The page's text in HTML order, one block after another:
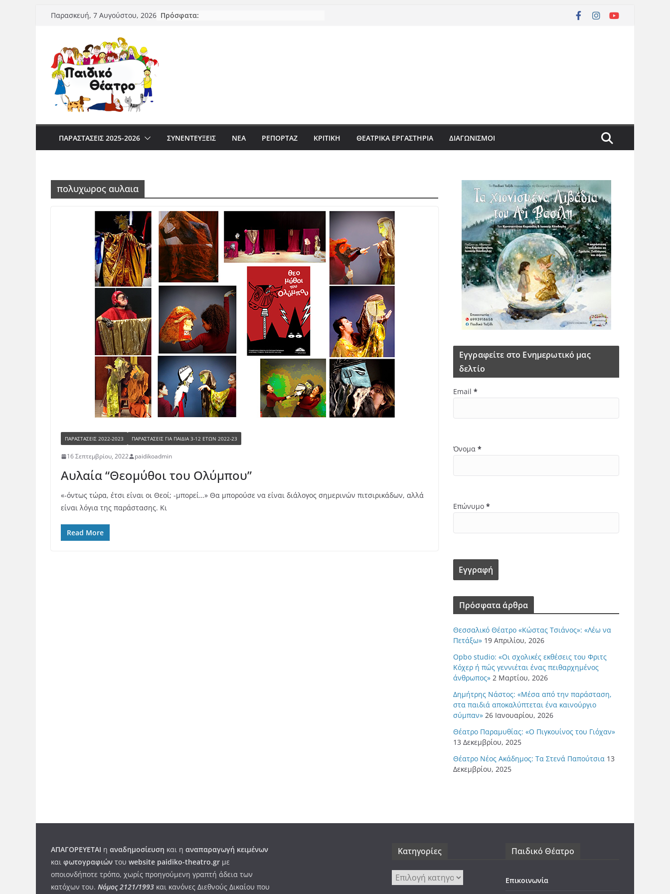
Μετάβαση
Παρασκευή, 7 Αυγούστου, 2026 Πρόσφατα:
ΠΑΡΑΣΤΆΣΕΙΣ 2025-2026 ΣΥΝΕΝΤΕΥΞΕΙΣ ΝΈΑ ΡΕΠΟΡΤΆΖ ΚΡΙΤΙΚΗ ΘΕΑΤΡΙΚΑ ΕΡΓΑΣΤΗΡΙΑ ΔΙΑΓΩΝΙΣΜΟΙ
πολυχωρος αυλαια
ΠΑΡΑΣΤΆΣΕΙΣ 2022-2023 ΠΑΡΑΣΤΆΣΕΙΣ ΓΙΑ ΠΑΙΔΙΆ 3-12 ΕΤΏΝ 2022-23
16 Σεπτεμβρίου, 2022 paidikoadmin
Αυλαία “Θεομύθοι του Ολύμπου”
«-όντως τώρα, έτσι είναι οι Θεοί; -μπορεί…» Θα μπορούσε να είναι διάλογος σημερινών πιτσιρικάδων, αλλά
είναι λόγια της παράστασης. Κι
Read More
Εγγραφείτε στο Ενημερωτικό μας
δελτίο
Email *
Όνομα *
Επώνυμο *
Πρόσφατα άρθρα
Θεσσαλικό Θέατρο «Κώστας Τσιάνος»: «Λέω να
Πετάξω» 19 Απριλίου, 2026
Opbo studio: «Οι σχολικές εκθέσεις του Φριτς
Κόχερ ή πώς γεννιέται ένας πειθαρχημένος
άνθρωπος» 2 Μαρτίου, 2026
Δημήτρης Νάστος: «Μέσα από την παράσταση,
στα παιδιά αποκαλύπτεται ένα καινούργιο
σύμπαν» 26 Ιανουαρίου, 2026
Θέατρο Παραμυθίας: «Ο Πιγκουίνος του Γιόχαν»
13 Δεκεμβρίου, 2025
Θέατρο Νέος Ακάδημος: Τα Στενά Παπούτσια 13
Δεκεμβρίου, 2025
ΑΠΑΓΟΡΕΥΕΤΑΙ η αναδημοσίευση και η αναπαραγωγή κειμένων
και φωτογραφιών του website paidiko-theatro.gr με
οποιονδήποτε τρόπο, χωρίς προηγούμενη γραπτή άδεια των
κατόχων του. Νόμος 2121/1993 και κανόνες Διεθνούς Δικαίου που
Kατηγορίες
Kατηγορίες
Παιδικό Θέατρο
Επικοινωνία